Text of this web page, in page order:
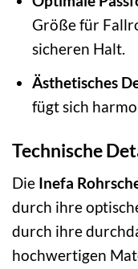
Größe für
sicheren Halt.
Ästhetisches
fügt sich
Technische
Die Inefa
durch ihre
durch ihre
hochwertigen